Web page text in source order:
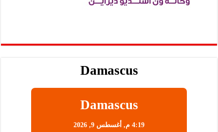
Damascus
Damascus
4:19 م, أغسطس 9, 2026